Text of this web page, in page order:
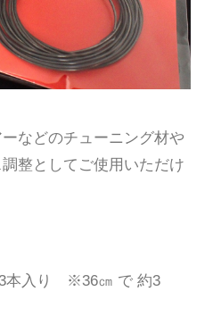
などのチューニング材や
整としてご使用いただけ
本入り ※36㎝ で 約3